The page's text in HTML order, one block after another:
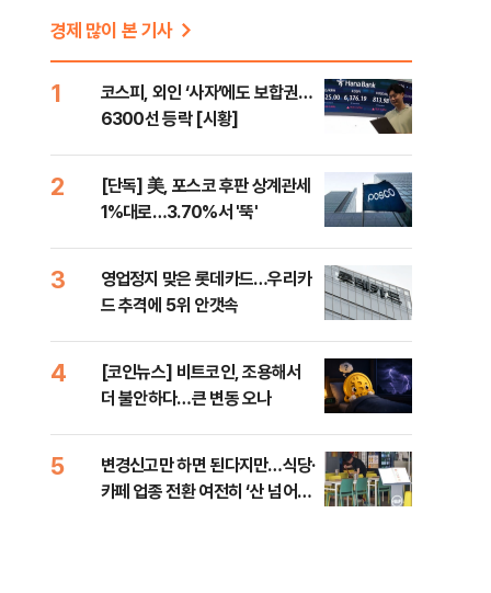
경제 많이 본 기사
1
코스피, 외인 ‘사자’에도 보합권…
6300선 등락 [시황]
2
[단독] 美, 포스코 후판 상계관세
1%대로…3.70%서 '뚝'
3
영업정지 맞은 롯데카드…우리카
드 추격에 5위 안갯속
4
[코인뉴스] 비트코인, 조용해서
더 불안하다…큰 변동 오나
5
변경신고만 하면 된다지만…식당·
카페 업종 전환 여전히 ‘산 넘어